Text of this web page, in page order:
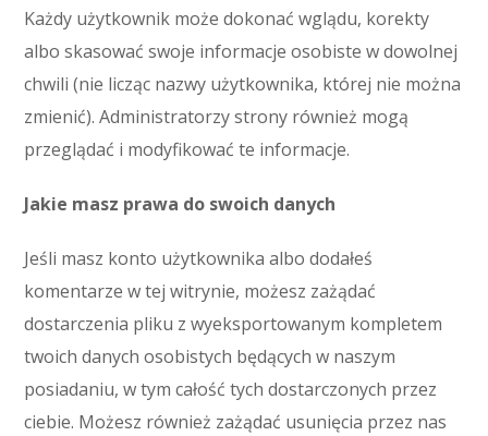
Każdy użytkownik może dokonać wglądu, korekty
albo skasować swoje informacje osobiste w dowolnej
chwili (nie licząc nazwy użytkownika, której nie można
zmienić). Administratorzy strony również mogą
przeglądać i modyfikować te informacje.
Jakie masz prawa do swoich danych
Jeśli masz konto użytkownika albo dodałeś
komentarze w tej witrynie, możesz zażądać
dostarczenia pliku z wyeksportowanym kompletem
twoich danych osobistych będących w naszym
posiadaniu, w tym całość tych dostarczonych przez
ciebie. Możesz również zażądać usunięcia przez nas